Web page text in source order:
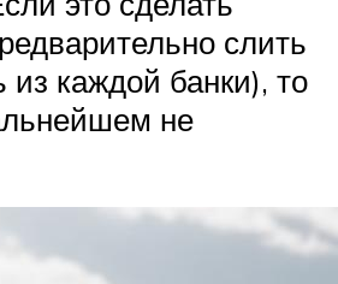
слить
из каждой банки), то
не